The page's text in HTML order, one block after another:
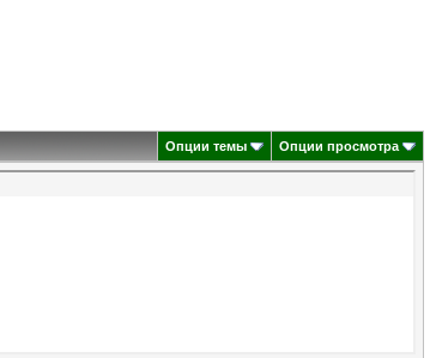
Опции темы Опции просмотра